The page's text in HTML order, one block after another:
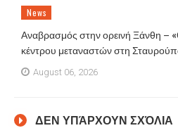
News
Αναβρασμός στην ορεινή Ξάνθη –
κέντρου μεταναστών στη
August 06, 2026
ΔΕΝ ΥΠΆΡΧΟΥΝ ΣΧΌΛΙΑ